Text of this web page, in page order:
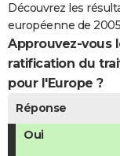
FORUM
Bricolage
Lifestyle
Culture
Sport
Auto
Television
Voyage
Cinema
Découvrez les
européenne de
Approuvez-vous
ratification du
pour l'Europe ?
Réponse
Oui